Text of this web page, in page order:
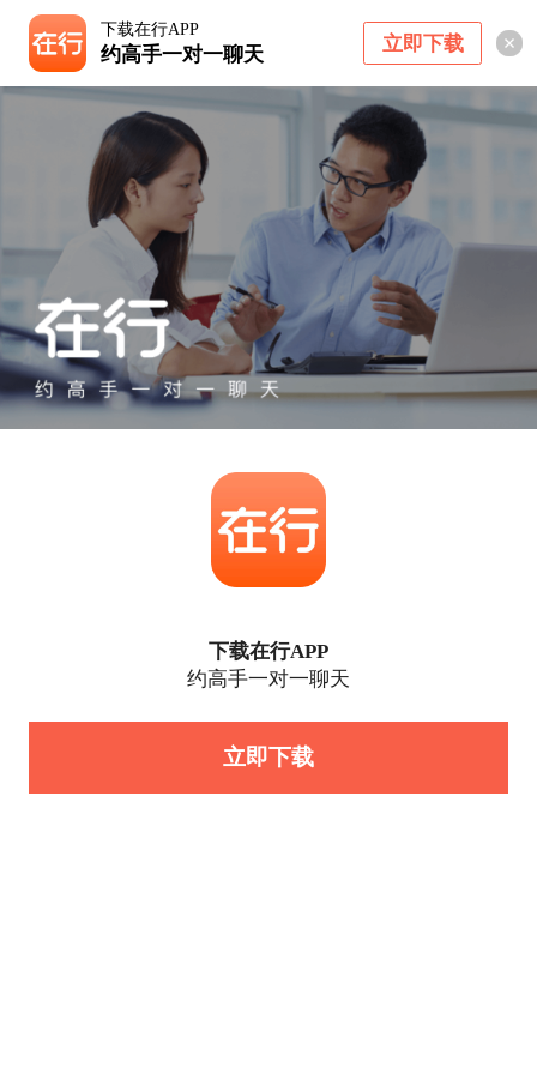
下载在行APP
约高手一对一聊天 立即下载
下载在行APP
约高手一对一聊天
立即下载